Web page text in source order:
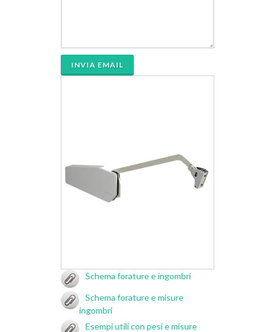
INVIA EMAIL
Schema forature e ingombri
Schema forature e misure
ingombri
Esempi utili con pesi e misure